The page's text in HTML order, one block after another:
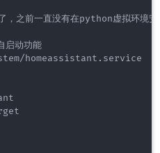
，之前一直没有在python虚拟环境安
动功能
homeassistant.service